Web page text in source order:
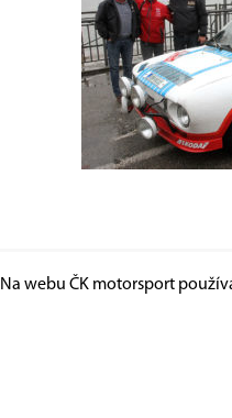
Na webu ČK motorsport